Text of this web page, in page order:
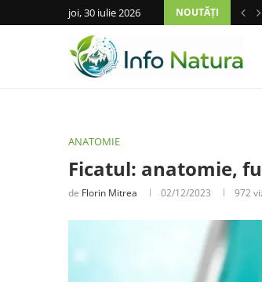
joi, 30 iulie 2026 NOUTĂȚI
ANATOMIE
Ficatul: anatomie,
de Florin Mitrea 02/12/2023 972